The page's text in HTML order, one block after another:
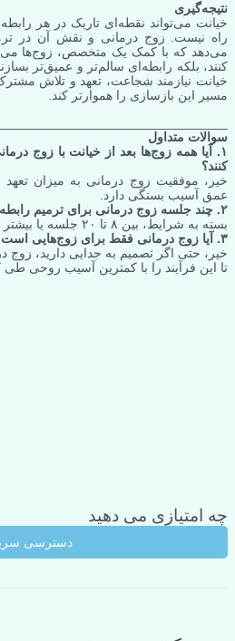
نتیجه‌گیری
خیانت می‌تواند نقطه‌ای تاریک در هر رابطه
راه نیست. زوج درمانی و نقش آن در
می‌دهد که با کمک یک متخصص، زوج‌ها
کنند، بلکه رابطه‌ای سالم‌تر و عمیق‌تر
خیانت نیازمند شجاعت، تعهد و تلاش
مسیر این بازسازی را هموارتر کند.
سوالات متداول
۱. آیا همه زوج‌ها بعد از خیانت با زوج
کنند؟
خیر، موفقیت زوج درمانی به میزان
عمق آسیب بستگی دارد.
۲. چند جلسه زوج درمانی برای ترمیم رابطه بعد از خیانت لازم است؟
بسته به شرایط، بین ۸ تا ۲۰ جلسه یا بیشتر ممکن است نیاز باشد.
۳. آیا زوج درمانی فقط برای زوج‌هایی است که می‌خواهند با هم بمانند؟
خیر، حتی اگر تصمیم به جدایی دارید، زوج
تا این فرآیند را با کمترین آسیب روحی طی
چه امتیازی می دهید
دسترسی